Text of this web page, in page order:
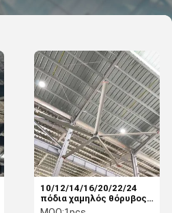
10/12/14/16/20/22/24
πόδια χαμηλός θόρυβος
HVLS βιομηχανικός